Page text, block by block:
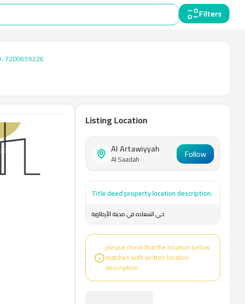
Filters
:7200659226
Listing Location
Al Artawiyyah
Al Saadah Follow
Title deed property location description:
حي السعاده في مدينة الأرطاوية
please check that the location below
matches with written location
description.